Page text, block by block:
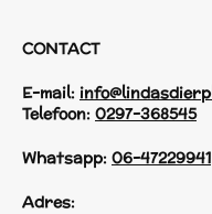
CONTACT
E-mail:
Telefoon: 0297-368545
Whatsapp: 06-47229941
Adres: